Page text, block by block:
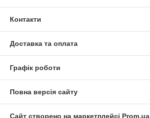
Контакти
Доставка та оплата
Графік роботи
Повна версія сайту
Сайт створено на маркетплейсі Prom.ua